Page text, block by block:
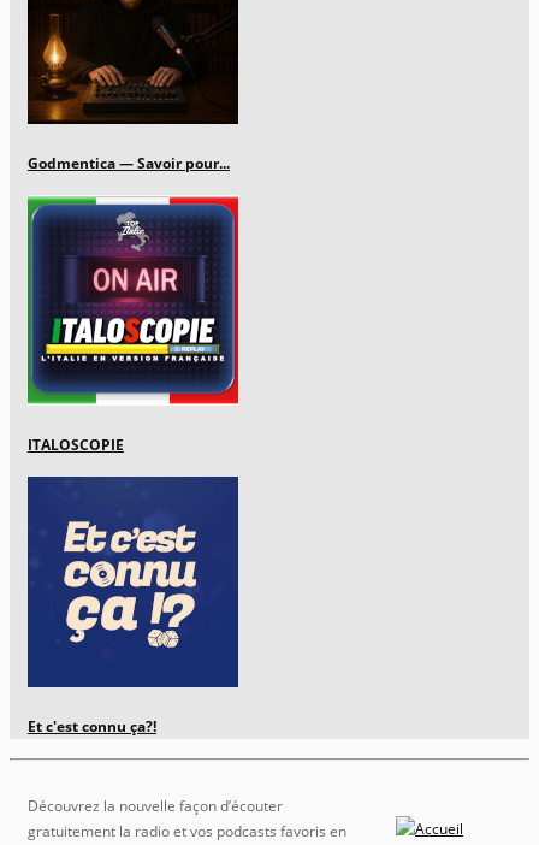
Godmentica — Savoir pour...
ITALOSCOPIE
Et c'est connu ça?!
Découvrez la nouvelle façon d’écouter
gratuitement la radio et vos podcasts favoris en